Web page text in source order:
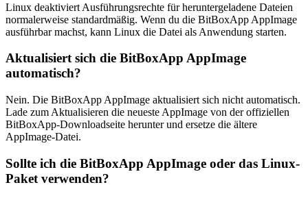
Linux deaktiviert Ausführungsrechte für heruntergeladene Dateien
normalerweise standardmäßig. Wenn du die BitBoxApp AppImage
ausführbar machst, kann Linux die Datei als Anwendung starten.
Aktualisiert sich die BitBoxApp AppImage
automatisch?
Nein. Die BitBoxApp AppImage aktualisiert sich nicht automatisch.
Lade zum Aktualisieren die neueste AppImage von der offiziellen
BitBoxApp-Downloadseite herunter und ersetze die ältere
AppImage-Datei.
Sollte ich die BitBoxApp AppImage oder das Linux-
Paket verwenden?